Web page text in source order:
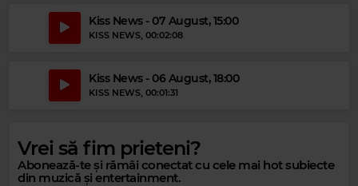
Magic 80s Hits
–ALWAYS ON MY MIND
Kiss News - 07 August, 15:00
KISS NEWS, 00:02:08
Kiss News - 06 August, 18:00
KISS NEWS, 00:01:31
Vrei să fim prieteni?
Abonează-te și rămâi conectat cu cele mai hot subiecte
din muzică și entertainment.